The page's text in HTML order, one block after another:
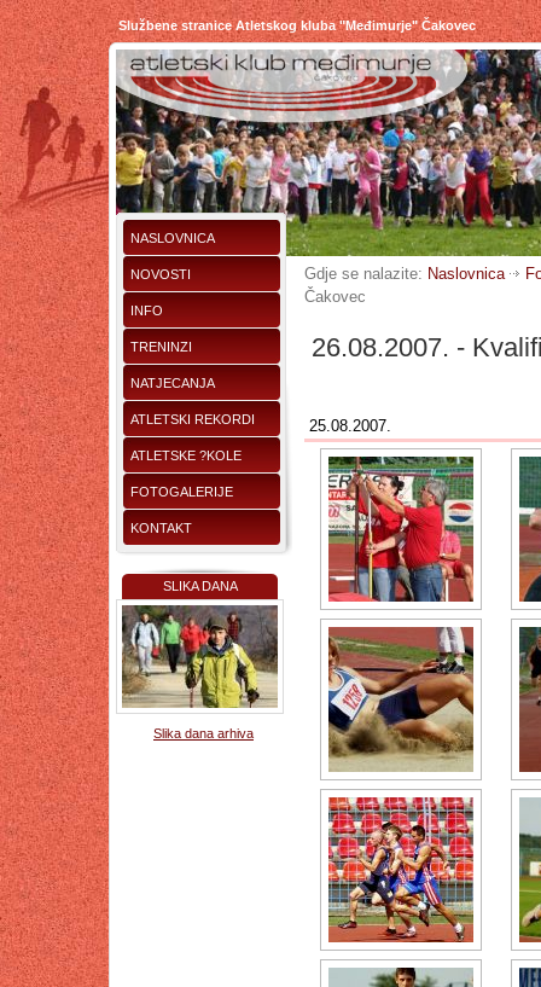
Službene stranice Atletskog kluba "Međimurje" Čakovec
NASLOVNICA
NOVOSTI
INFO
TRENINZI
NATJECANJA
ATLETSKI REKORDI
ATLETSKE ?KOLE
FOTOGALERIJE
KONTAKT
SLIKA DANA
Slika dana arhiva
Gdje se nalazite: Naslovnica
Čakovec
26.08.2007. -
25.08.2007.